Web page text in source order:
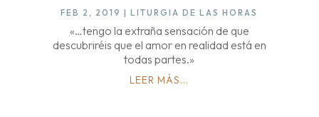
FEB 2, 2019 |LITURGIA DE LAS HORAS
«…tengo la extraña sensación de que
descubriréis que el amor en realidad está en
todas partes.»
LEER MÁS...